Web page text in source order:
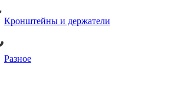
Кронштейны и держатели
Разное